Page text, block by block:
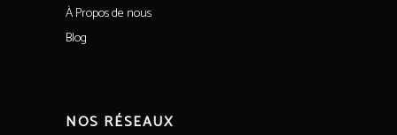
À Propos de nous
Blog
NOS RÉSEAUX